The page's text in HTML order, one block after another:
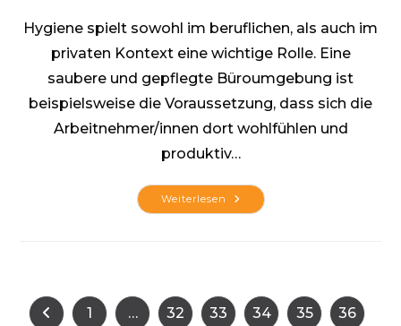
Hygiene spielt sowohl im beruflichen, als auch im
privaten Kontext eine wichtige Rolle. Eine
saubere und gepflegte Büroumgebung ist
beispielsweise die Voraussetzung, dass sich die
Arbeitnehmer/innen dort wohlfühlen und
produktiv…
Weiterlesen Sauberkeit
Und
Zur vorherigen Seite
1 … 32 33 34 35 36